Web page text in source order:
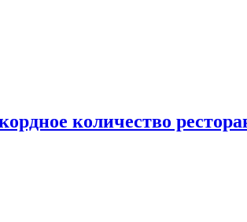
количество